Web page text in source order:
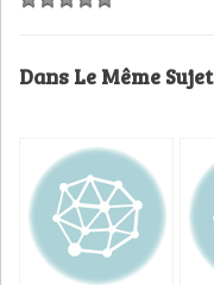
Dans Le Même Sujet